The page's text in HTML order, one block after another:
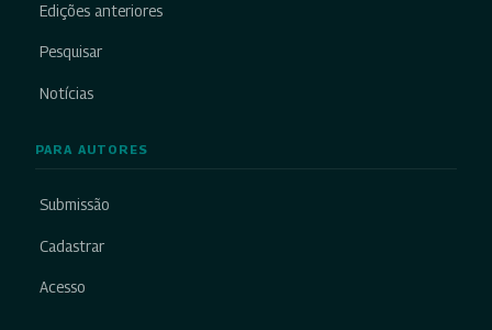
Edições anteriores
Pesquisar
Notícias
PARA AUTORES
Submissão
Cadastrar
Acesso